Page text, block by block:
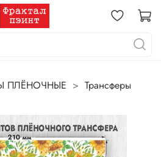
ПЛЁНОЧНЫЕ Трансферы